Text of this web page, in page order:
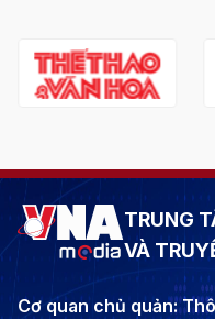
TRUNG
VÀ
Cơ quan chủ quản: